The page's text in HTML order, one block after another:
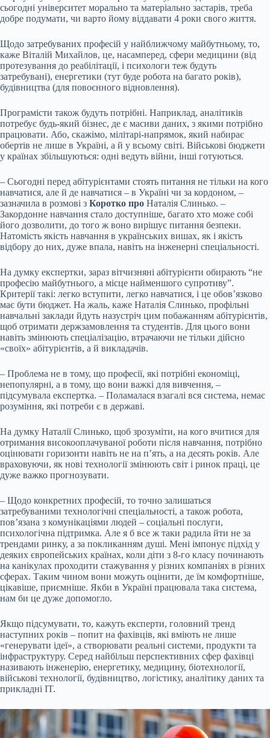
сьогодні університет морально та матеріально застарів, треба
добре подумати, чи варто йому віддавати 4 роки свого життя.
Щодо затребуваних професій у найближчому майбутньому, то,
каже Віталій Михайлов, це, насамперед, сфери медицини (від
протезування до реабілітації, і психологи теж будуть
затребувані), енергетики (тут буде робота на багато років),
будівництва (для повоєнного відновлення).
Програмісти також будуть потрібні. Наприклад, аналітиків
потребує будь-який бізнес, де є масиви даних, з якими потрібно
працювати. Або, скажімо, мілітарі-напрямок, який набирає
обертів не лише в Україні, а й у всьому світі. Військові бюджети
у країнах збільшуються: одні ведуть війни, інші готуються.
– Сьогодні перед абітурієнтами стоять питання не тільки на кого
навчатися, але й де навчатися – в Україні чи за кордоном, –
зазначила в розмові з Коротко про Наталія Слинько. –
Закордонне навчання стало доступніше, багато хто може собі
його дозволити, до того ж воно вирішує питання безпеки.
Натомість якість навчання в українських вишах, як і якість
відбору до них, дуже впала, навіть на інженерні спеціальності.
На думку експертки, зараз вітчизняні абітурієнти обирають “не
професію майбутнього, а місце найменшого супротиву”.
Критерії такі: легко вступити, легко навчатися, і це обов’язково
має бути бюджет. На жаль, каже Наталія Слинько, профільні
навчальні заклади йдуть назустріч цим побажанням абітурієнтів,
щоб отримати держзамовлення та студентів. Для цього вони
навіть змінюють спеціалізацію, втрачаючи не тільки дійсно
«своїх» абітурієнтів, а й викладачів.
– Проблема не в тому, що професії, які потрібні економіці,
непопулярні, а в тому, що вони важкі для вивчення, –
підсумувала експертка. – Поламалася взагалі вся система, немає
розуміння, які потреби є в державі.
На думку Наталії Слинько, щоб зрозуміти, на кого вчитися для
отримання високооплачуваної роботи після навчання, потрібно
оцінювати горизонти навіть не на п’ять, а на десять років. Але
враховуючи, як нові технології змінюють світ і ринок праці, це
дуже важко прогнозувати.
– Щодо конкретних професій, то точно залишаться
затребуваними технологічні спеціальності, а також робота,
пов’язана з комунікаціями людей – соціальні послуги,
психологічна підтримка. Але я б все ж таки радила йти не за
трендами ринку, а за покликанням душі. Мені імпонує підхід у
деяких європейських країнах, коли діти з 8-го класу починають
на канікулах проходити стажування у різних компаніях в різних
сферах. Таким чином вони можуть оцінити, де їм комфортніше,
цікавіше, приємніше. Якби в Україні працювала така система,
нам би це дуже допомогло.
Якщо підсумувати, то, кажуть експерти, головний тренд
наступних років – попит на фахівців, які вміють не лише
«генерувати ідеї», а створювати реальні системи, продукти та
інфраструктуру. Серед найбільш перспективних сфер фахівці
називають інженерію, енергетику, медицину, біотехнології,
військові технології, будівництво, логістику, аналітику даних та
прикладні IT.